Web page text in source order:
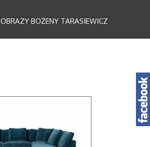
OBRAZY BOŻENY TARASIEWICZ